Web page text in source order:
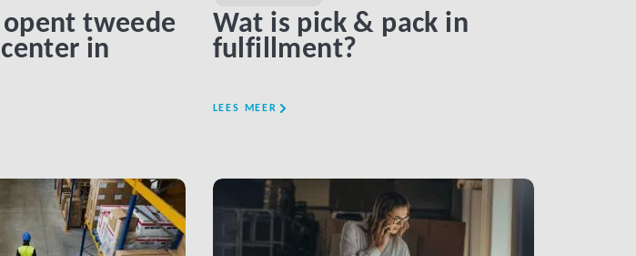
tweede
in
Wat is pick & pack in
fulfillment?
LEES MEER
LINK BTN